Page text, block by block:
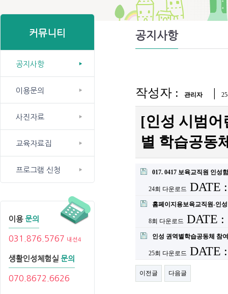
커뮤니티
공지사항
이용문의
사진자료
교육자료집
프로그램 신청
이용 문의
031.876.5767 내선4
생활인성체험실 문의
070.8672.6626
공지사항
작성자 : 관리자 |
[인성 시범어
별 학습공동
017. 0417 보육교직원 인성
24회 다운로드 DATE
홈페이지용보육교직원-인
8회 다운로드 DATE :
인성 권역별학습공동체 참
25회 다운로드 DATE
이전글 다음글